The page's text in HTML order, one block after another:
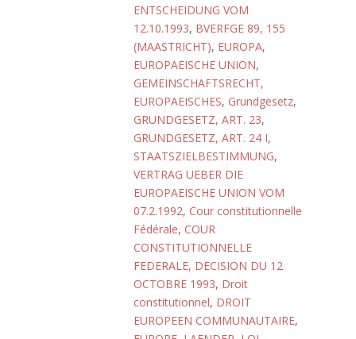
ENTSCHEIDUNG VOM
12.10.1993, BVERFGE 89, 155
(MAASTRICHT), EUROPA,
EUROPAEISCHE UNION,
GEMEINSCHAFTSRECHT,
EUROPAEISCHES, Grundgesetz,
GRUNDGESETZ, ART. 23,
GRUNDGESETZ, ART. 24 I,
STAATSZIELBESTIMMUNG,
VERTRAG UEBER DIE
EUROPAEISCHE UNION VOM
07.2.1992, Cour constitutionnelle
Fédérale, COUR
CONSTITUTIONNELLE
FEDERALE, DECISION DU 12
OCTOBRE 1993, Droit
constitutionnel, DROIT
EUROPEEN COMMUNAUTAIRE,